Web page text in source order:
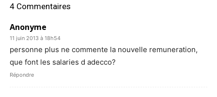
4 Commentaires
Anonyme
11 juin 2013 à 18h54
personne plus ne commente la nouvelle remuneration,
que font les salaries d adecco?
Répondre